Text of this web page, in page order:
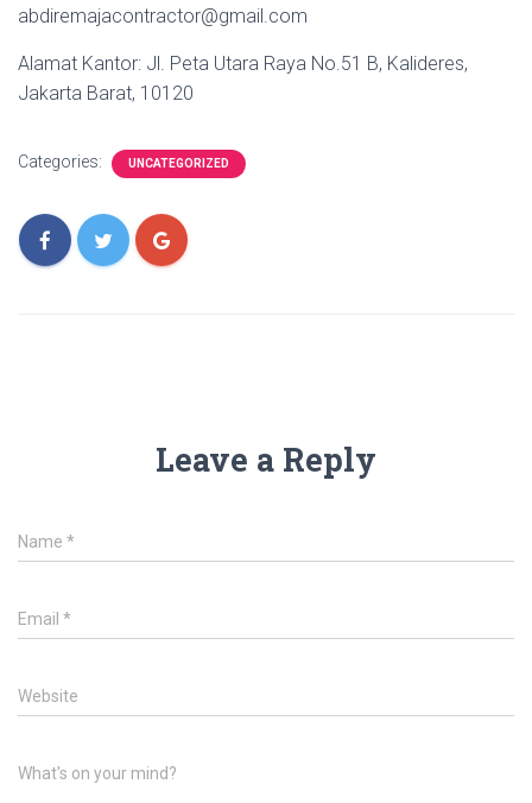
abdiremajacontractor@gmail.com
Alamat Kantor: Jl. Peta Utara Raya No.51 B, Kalideres,
Jakarta Barat, 10120
Categories: UNCATEGORIZED
Leave a Reply
Name *
Email *
Website
What's on your mind?